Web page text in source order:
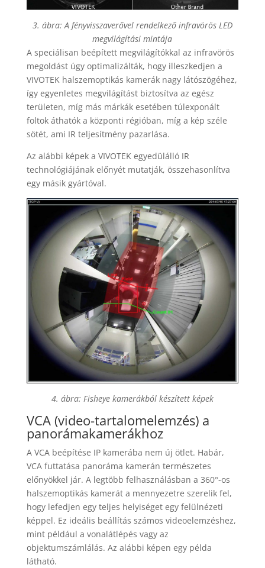
3. ábra: A fényvisszaverővel rendelkező infravörös LED
megvilágítási mintája
A speciálisan beépített megvilágítókkal az infravörös
megoldást úgy optimalizálták, hogy illeszkedjen a
VIVOTEK halszemoptikás kamerák nagy látószögéhez,
így egyenletes megvilágítást biztosítva az egész
területen, míg más márkák esetében túlexponált
foltok áthatók a központi régióban, míg a kép széle
sötét, ami IR teljesítmény pazarlása.
Az alábbi képek a VIVOTEK egyedülálló IR
technológiájának előnyét mutatják, összehasonlítva
egy másik gyártóval.
4. ábra: Fisheye kamerákból készített képek
VCA (video-tartalomelemzés) a
panorámakamerákhoz
A VCA beépítése IP kamerába nem új ötlet. Habár,
VCA futtatása panoráma kamerán természetes
előnyökkel jár. A legtöbb felhasználásban a 360°-os
halszemoptikás kamerát a mennyezetre szerelik fel,
hogy lefedjen egy teljes helyiséget egy felülnézeti
képpel. Ez ideális beállítás számos videoelemzéshez,
mint például a vonalátlépés vagy az
objektumszámlálás. Az alábbi képen egy példa
látható.